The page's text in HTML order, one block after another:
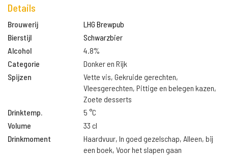
Details
Brouwerij
LHG Brewpub
Bierstijl
Schwarzbier
Alcohol
4.8%
Categorie
Donker en Rijk
Spijzen
Vette vis, Gekruide gerechten,
Vleesgerechten, Pittige en belegen kazen,
Zoete desserts
Drinktemp.
5 °C
Volume
33 cl
Drinkmoment
Haardvuur, In goed gezelschap, Alleen, bij
een boek, Voor het slapen gaan